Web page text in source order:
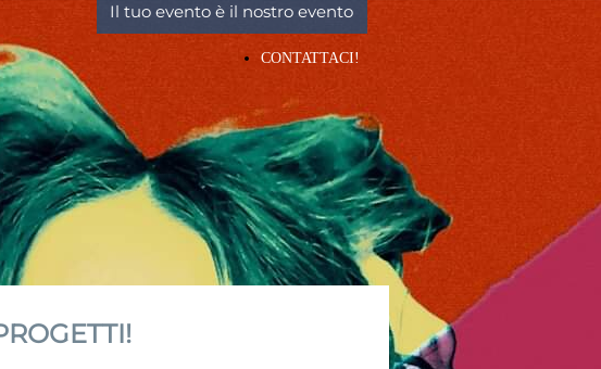
Il tuo evento è il nostro evento
CONTATTACI!